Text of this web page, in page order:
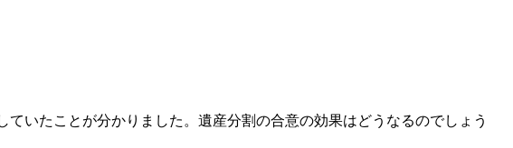
いたことが分かりました。遺産分割の合意の効果はどうなるのでしょう